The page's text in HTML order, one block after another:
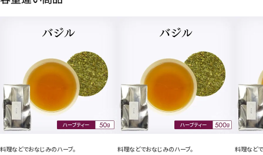
料理などでおなじみのハーブ。 料理などでおなじみのハーブ。 料理など